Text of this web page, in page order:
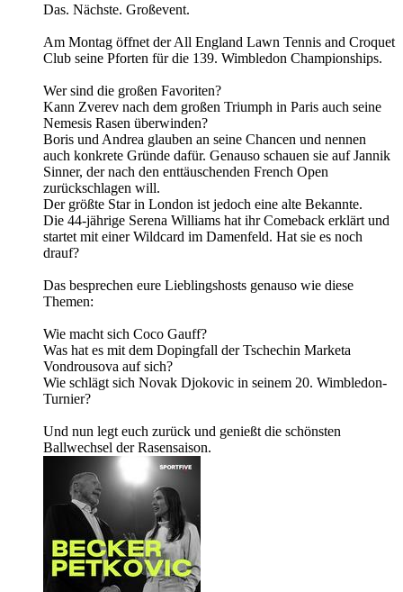
Das. Nächste. Großevent.
Am Montag öffnet der All England Lawn Tennis and Croquet
Club seine Pforten für die 139. Wimbledon Championships.
Wer sind die großen Favoriten?
Kann Zverev nach dem großen Triumph in Paris auch seine
Nemesis Rasen überwinden?
Boris und Andrea glauben an seine Chancen und nennen
auch konkrete Gründe dafür. Genauso schauen sie auf Jannik
Sinner, der nach den enttäuschenden French Open
zurückschlagen will.
Der größte Star in London ist jedoch eine alte Bekannte.
Die 44-jährige Serena Williams hat ihr Comeback erklärt und
startet mit einer Wildcard im Damenfeld. Hat sie es noch
drauf?
Das besprechen eure Lieblingshosts genauso wie diese
Themen:
Wie macht sich Coco Gauff?
Was hat es mit dem Dopingfall der Tschechin Marketa
Vondrousova auf sich?
Wie schlägt sich Novak Djokovic in seinem 20. Wimbledon-
Turnier?
Und nun legt euch zurück und genießt die schönsten
Ballwechsel der Rasensaison.